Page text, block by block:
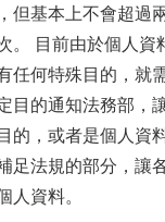
但基本上不會超過
。 目前由於個人資
任何特殊目的，就
目的通知法務部，
的，或者是個人資
足法規的部分，讓
人資料。